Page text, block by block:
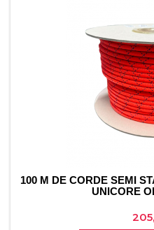
100 M DE CORDE SEMI
UNICORE
Prix